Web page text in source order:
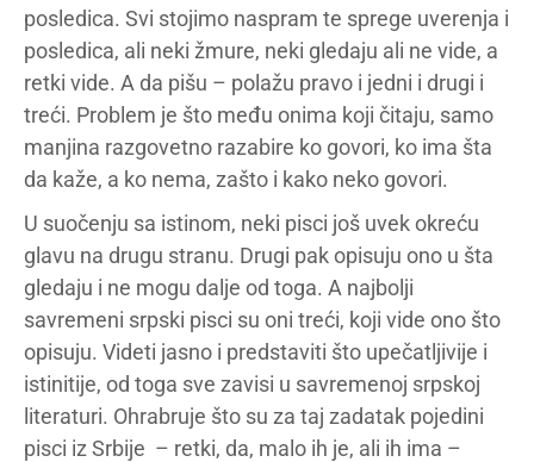
posledica. Svi stojimo naspram te sprege uverenja i
posledica, ali neki žmure, neki gledaju ali ne vide, a
retki vide. A da pišu – polažu pravo i jedni i drugi i
treći. Problem je što među onima koji čitaju, samo
manjina razgovetno razabire ko govori, ko ima šta
da kaže, a ko nema, zašto i kako neko govori.
U suočenju sa istinom, neki pisci još uvek okreću
glavu na drugu stranu. Drugi pak opisuju ono u šta
gledaju i ne mogu dalje od toga. A najbolji
savremeni srpski pisci su oni treći, koji vide ono što
opisuju. Videti jasno i predstaviti što upečatljivije i
istinitije, od toga sve zavisi u savremenoj srpskoj
literaturi. Ohrabruje što su za taj zadatak pojedini
pisci iz Srbije – retki, da, malo ih je, ali ih ima –